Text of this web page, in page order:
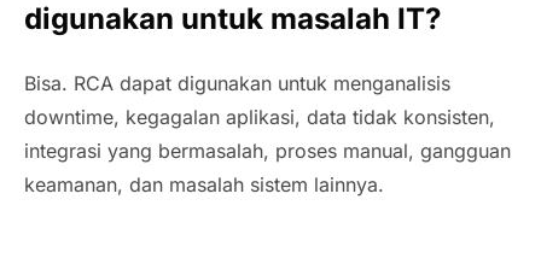
digunakan untuk masalah IT?
Bisa. RCA dapat digunakan untuk menganalisis
downtime, kegagalan aplikasi, data tidak konsisten,
integrasi yang bermasalah, proses manual, gangguan
keamanan, dan masalah sistem lainnya.